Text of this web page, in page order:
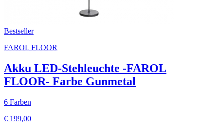
Bestseller
FAROL FLOOR
Akku LED-Stehleuchte -FAROL
FLOOR- Farbe Gunmetal
6 Farben
€ 199,00